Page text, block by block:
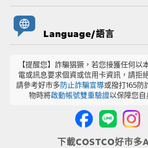
Language/語言
【提醒您】詐騙猖獗，若您接獲任何以
電或訊息要求個資或信用卡資訊，請拒
請參考好市多防止詐騙宣導或撥打165防
物時將啟動帳號雙重驗證以保障您自
下載COSTCO好市多